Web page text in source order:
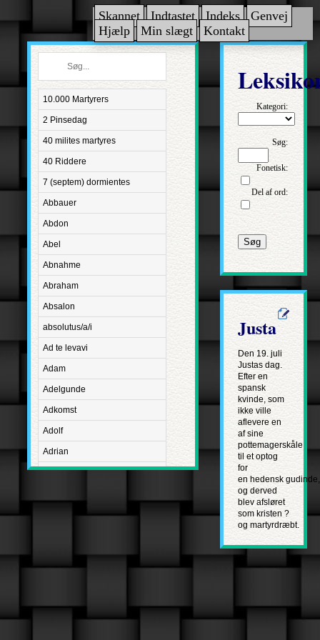
Skannet Indtastet Indeks
Genvej
Hjælp
Min slægt Kontakt
10.000 Martyrers
2 Pinsedag
40 milites martyres
40 Riddere
7 (septem) dormientes
Abbauer
Abdon
Abel
Abnahme
Abraham
Absalon
absolutus/a/i
Ad te levavi
Adam
Adelgunde
Adkomst
Adolf
Adrian
Advent
Aetatis suae
Agapetus
Kategori:
Søg:
Fonetisk:
Del af ord:
Søg
Justa
Den 19. juli
Justas dag.
Efter en
spansk
kvinde, som
ikke ville
aflevere en
af sine
pottemagerskåle
til et optog
for
en hedensk gudinde,
og derved
blev afsløret
som kristen ?
og martyrdræbt.